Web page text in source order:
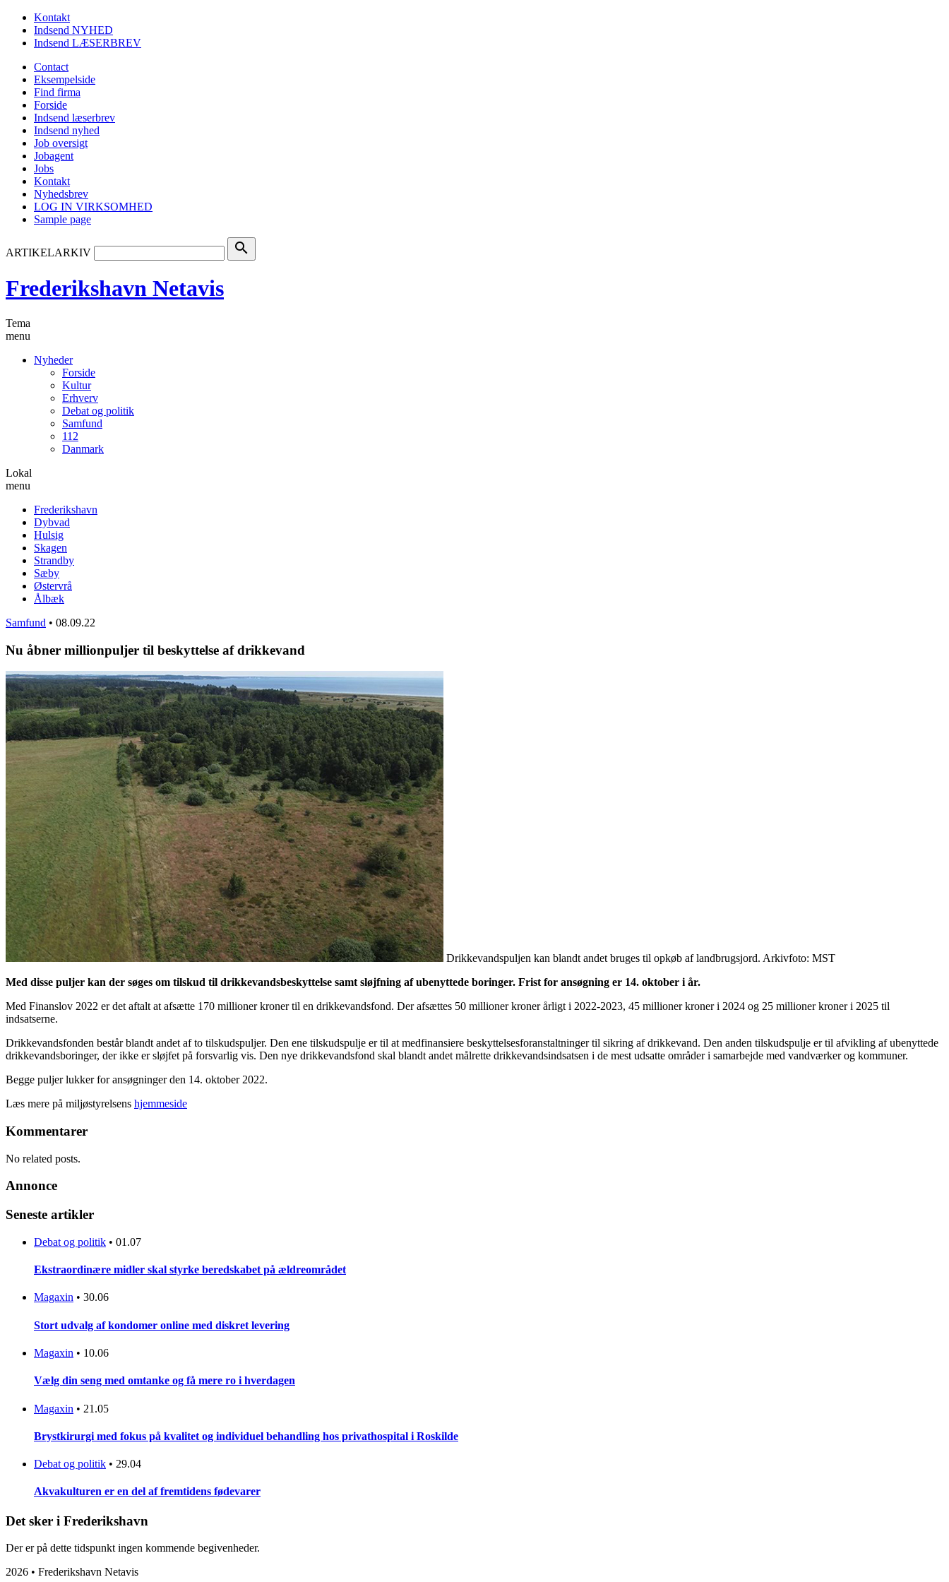
Kontakt
Indsend NYHED
Indsend LÆSERBREV
Contact
Eksempelside
Find firma
Forside
Indsend læserbrev
Indsend nyhed
Job oversigt
Jobagent
Jobs
Kontakt
Nyhedsbrev
LOG IN VIRKSOMHED
Sample page
ARTIKELARKIV search
Frederikshavn Netavis
Tema
menu
Nyheder
Forside
Kultur
Erhverv
Debat og politik
Samfund
112
Danmark
Lokal
menu
Frederikshavn
Dybvad
Hulsig
Skagen
Strandby
Sæby
Østervrå
Ålbæk
Samfund • 08.09.22
Nu åbner millionpuljer til beskyttelse af drikkevand
Drikkevandspuljen kan blandt andet bruges til opkøb af landbrugsjord. Arkivfoto: MST
Med disse puljer kan der søges om tilskud til drikkevandsbeskyttelse samt sløjfning af ubenyttede boringer. Frist for ansøgning er 14. oktober i år.
Med Finanslov 2022 er det aftalt at afsætte 170 millioner kroner til en drikkevandsfond. Der afsættes 50 millioner kroner årligt i 2022-2023, 45 millioner kroner i 2024 og 25 millioner kroner i 2025 til
indsatserne.
Drikkevandsfonden består blandt andet af to tilskudspuljer. Den ene tilskudspulje er til at medfinansiere beskyttelsesforanstaltninger til sikring af drikkevand. Den anden tilskudspulje er til afvikling af ubenyttede
drikkevandsboringer, der ikke er sløjfet på forsvarlig vis. Den nye drikkevandsfond skal blandt andet målrette drikkevandsindsatsen i de mest udsatte områder i samarbejde med vandværker og kommuner.
Begge puljer lukker for ansøgninger den 14. oktober 2022.
Læs mere på miljøstyrelsens hjemmeside
Kommentarer
No related posts.
Annonce
Seneste artikler
Debat og politik • 01.07
Ekstraordinære midler skal styrke beredskabet på ældreområdet
Magaxin • 30.06
Stort udvalg af kondomer online med diskret levering
Magaxin • 10.06
Vælg din seng med omtanke og få mere ro i hverdagen
Magaxin • 21.05
Brystkirurgi med fokus på kvalitet og individuel behandling hos privathospital i Roskilde
Debat og politik • 29.04
Akvakulturen er en del af fremtidens fødevarer
Det sker i Frederikshavn
Der er på dette tidspunkt ingen kommende begivenheder.
2026 • Frederikshavn Netavis